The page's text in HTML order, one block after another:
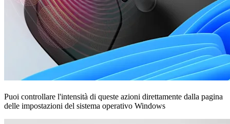
Puoi controllare l'intensità di queste azioni direttamente dalla pagina
delle impostazioni del sistema operativo Windows